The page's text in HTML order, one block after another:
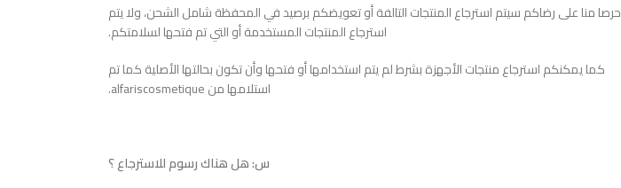
حرصا منا على رضاكم سيتم استرجاع المنتجات التالفة أو تعويضكم برصيد في المحفظة شامل الشحن، ولا يتم
استرجاع المنتجات المستخدمة أو التي تم فتحها لسلامتكم.
كما يمكنكم استرجاع منتجات الأجهزة بشرط لم يتم استخدامها أو فتحها وأن تكون بحالتها الأصلية كما تم
استلامها من alfariscosmetique.
س: هل هناك رسوم للاسترجاع ؟